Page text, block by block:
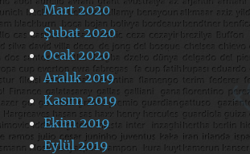
Mart 2020
Şubat 2020
Ocak 2020
Aralık 2019
Kasım 2019
Ekim 2019
Eylül 2019